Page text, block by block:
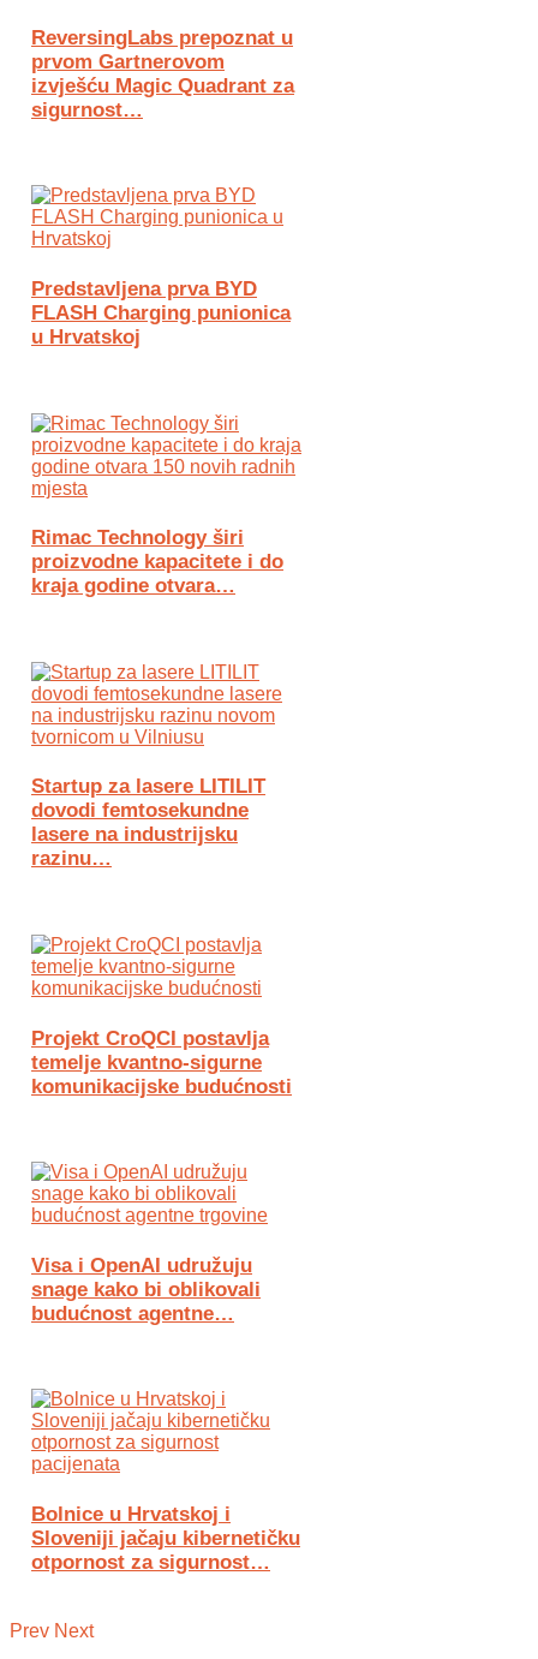
ReversingLabs prepoznat u
prvom Gartnerovom
izvješću Magic Quadrant za
sigurnost…
Predstavljena prva BYD
FLASH Charging punionica
u Hrvatskoj
Rimac Technology širi
proizvodne kapacitete i do
kraja godine otvara…
Startup za lasere LITILIT
dovodi femtosekundne
lasere na industrijsku
razinu…
Projekt CroQCI postavlja
temelje kvantno-sigurne
komunikacijske budućnosti
Visa i OpenAI udružuju
snage kako bi oblikovali
budućnost agentne…
Bolnice u Hrvatskoj i
Sloveniji jačaju kibernetičku
otpornost za sigurnost…
Prev Next